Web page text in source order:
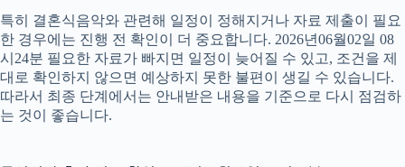
특히 결혼식음악와 관련해 일정이 정해지거나 자료 제출이 필요
한 경우에는 진행 전 확인이 더 중요합니다. 2026년06월02일 08
시24분 필요한 자료가 빠지면 일정이 늦어질 수 있고, 조건을 제
대로 확인하지 않으면 예상하지 못한 불편이 생길 수 있습니다.
따라서 최종 단계에서는 안내받은 내용을 기준으로 다시 점검하
는 것이 좋습니다.